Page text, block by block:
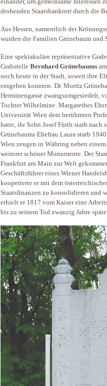
einander, um gemeinsame Interessen
drohenden Staatsbankrott durch die
Aus Hessen, namentlich der
wurden die Familien Grünebaum und
Eine spektakuläre repräsentative
Grabstelle Bernhard Grünebaums
noch heute in der Stadt, soweit ihre
entgehen konnten: Dr. Moritz
Herminengasse zwangsumgesiedelt,
Tochter Wilhelmine. Margarethes
Universität Wien dem berühmten
hatte, ihr Sohn Josef Fürth starb nach
Grünebaums Ehefrau Laura starb
Wien zeugen in Währing neben
weiterer schöner Monumente. Der
Frankfurt am Main zur Welt
Geschäftsführer eines Wiener
kooperierte er mit dem
Staatsfinanzen zu konsolidieren und
erhielt er 1817 vom Kaiser eine
bis zu seinem Tod zwanzig Jahre